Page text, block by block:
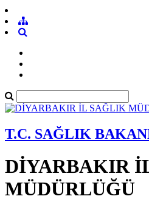
T.C. SAĞLIK
DİYARBAKIR
MÜDÜRLÜĞÜ